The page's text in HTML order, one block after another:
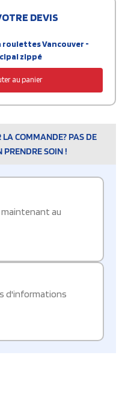
DEVIS
roulettes Vancouver -
zippé
au panier
COMMANDE? PAS DE
PRENDRE SOIN !
au
d'informations